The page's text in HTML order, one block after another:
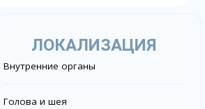
ЛОКАЛИЗАЦИЯ
Внутренние органы
Голова и шея